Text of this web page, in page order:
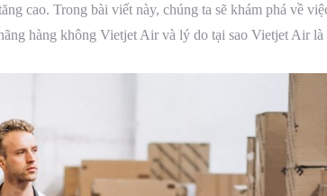
cao. Trong bài viết này, chúng ta sẽ khám phá về
hàng không Vietjet Air và lý do tại sao Vietjet Air là